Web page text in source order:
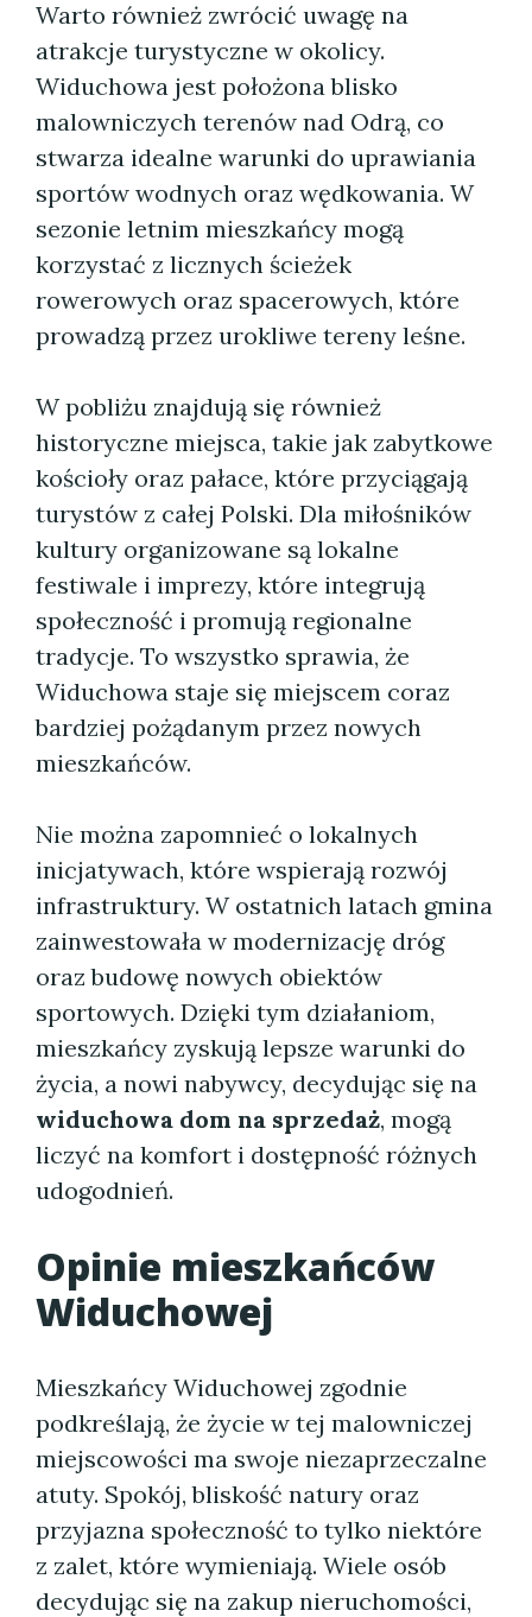
Warto również zwrócić uwagę na
atrakcje turystyczne w okolicy.
Widuchowa jest położona blisko
malowniczych terenów nad Odrą, co
stwarza idealne warunki do uprawiania
sportów wodnych oraz wędkowania. W
sezonie letnim mieszkańcy mogą
korzystać z licznych ścieżek
rowerowych oraz spacerowych, które
prowadzą przez urokliwe tereny leśne.
W pobliżu znajdują się również
historyczne miejsca, takie jak zabytkowe
kościoły oraz pałace, które przyciągają
turystów z całej Polski. Dla miłośników
kultury organizowane są lokalne
festiwale i imprezy, które integrują
społeczność i promują regionalne
tradycje. To wszystko sprawia, że
Widuchowa staje się miejscem coraz
bardziej pożądanym przez nowych
mieszkańców.
Nie można zapomnieć o lokalnych
inicjatywach, które wspierają rozwój
infrastruktury. W ostatnich latach gmina
zainwestowała w modernizację dróg
oraz budowę nowych obiektów
sportowych. Dzięki tym działaniom,
mieszkańcy zyskują lepsze warunki do
życia, a nowi nabywcy, decydując się na
widuchowa dom na sprzedaż, mogą
liczyć na komfort i dostępność różnych
udogodnień.
Opinie mieszkańców
Widuchowej
Mieszkańcy Widuchowej zgodnie
podkreślają, że życie w tej malowniczej
miejscowości ma swoje niezaprzeczalne
atuty. Spokój, bliskość natury oraz
przyjazna społeczność to tylko niektóre
z zalet, które wymieniają. Wiele osób
decydując się na zakup nieruchomości,